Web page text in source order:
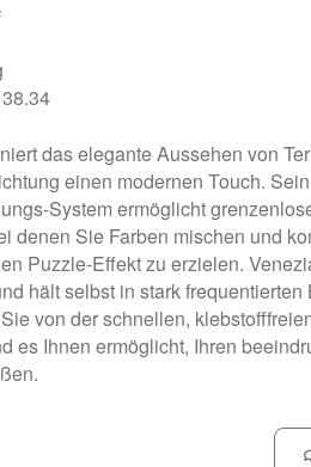
das elegante Aussehen von
einen modernen Touch.
System ermöglicht
denen Sie Farben mischen und
Puzzle-Effekt zu erzielen.
hält selbst in stark frequentierten
von der schnellen,
es Ihnen ermöglicht, Ihren